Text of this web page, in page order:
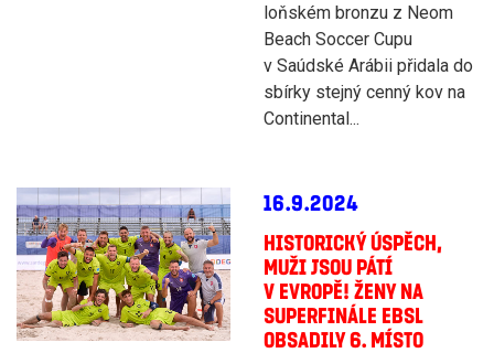
loňském bronzu z Neom
Beach Soccer Cupu
v Saúdské Arábii přidala do
sbírky stejný cenný kov na
Continental...
16.9.2024
HISTORICKÝ ÚSPĚCH,
MUŽI JSOU PÁTÍ
V EVROPĚ! ŽENY NA
SUPERFINÁLE EBSL
OBSADILY 6. MÍSTO